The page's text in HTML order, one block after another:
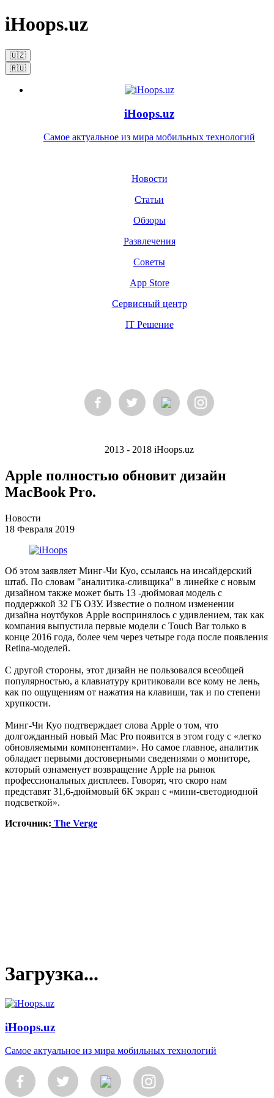
iHoops.uz
🇺🇿
🇷🇺
iHoops.uz
Самое актуальное из мира мобильных технологий
Новости
Статьи
Обзоры
Развлечения
Советы
App Store
Сервисный центр
IT Решение
2013 - 2018 iHoops.uz
Apple полностью обновит дизайн
MacBook Pro.
Новости
18 Февраля 2019
Об этом заявляет Минг-Чи Куо, ссылаясь на инсайдерский
штаб. По словам "аналитика-сливщика" в линейке с новым
дизайном также может быть 13 -дюймовая модель с
поддержкой 32 ГБ ОЗУ. Известие о полном изменении
дизайна ноутбуков Apple воспринялось с удивлением, так как
компания выпустила первые модели с Touch Bar только в
конце 2016 года, более чем через четыре года после появления
Retina-моделей.
С другой стороны, этот дизайн не пользовался всеобщей
популярностью, а клавиатуру критиковали все кому не лень,
как по ощущениям от нажатия на клавиши, так и по степени
хрупкости.
Минг-Чи Куо подтверждает слова Apple о том, что
долгожданный новый Mac Pro появится в этом году с «легко
обновляемыми компонентами». Но самое главное, аналитик
обладает первыми достоверными сведениями о мониторе,
который ознаменует возвращение Apple на рынок
профессиональных дисплеев. Говорят, что скоро нам
представят 31,6-дюймовый 6К экран с «мини-светодиодной
подсветкой».
Источник: The Verge
Загрузка...
iHoops.uz
Самое актуальное из мира мобильных технологий